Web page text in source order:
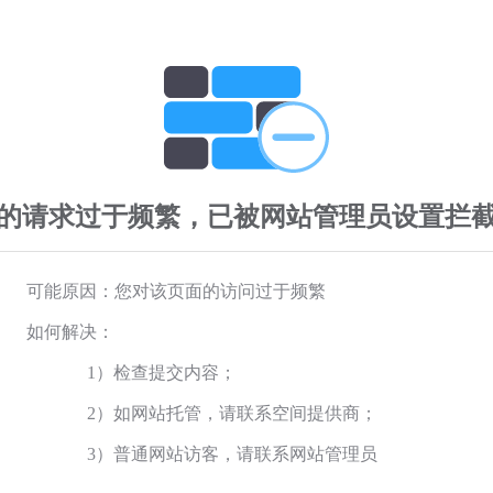
请求过于频繁，已被网站管理员设置拦
可能原因：您对该页面的访问过于频繁
如何解决：
1）检查提交内容；
2）如网站托管，请联系空间提供商；
3）普通网站访客，请联系网站管理员